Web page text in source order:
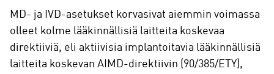
MD- ja IVD-asetukset korvasivat aiemmin voimassa
olleet kolme lääkinnällisiä laitteita koskevaa
direktiiviä, eli aktiivisia implantoitavia lääkinnällisiä
laitteita koskevan AIMD-direktiivin (90/385/ETY),